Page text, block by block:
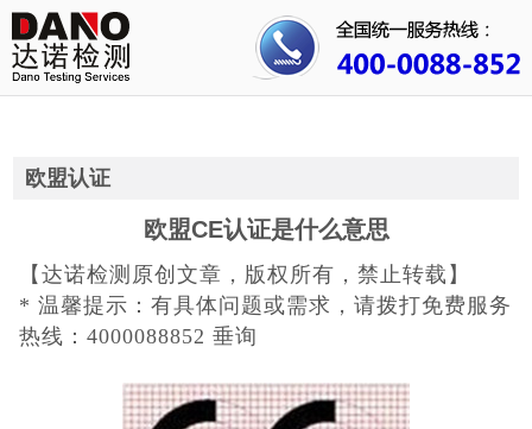
首页
关于我们
成功案例
人才招聘
证书查询
欧盟认证
欧盟CE认证是什么意思
【达诺检测原创文章，版权所有，禁止转载】
* 温馨提示：有具体问题或需求，请拨打免费服务
热线：4000088852 垂询